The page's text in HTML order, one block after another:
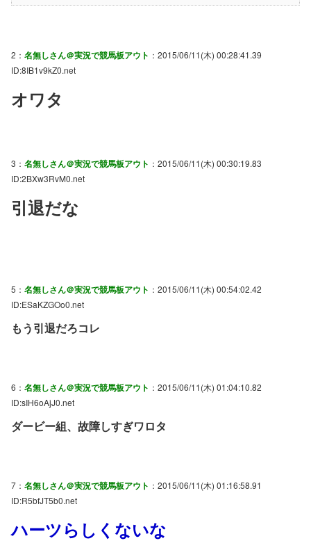
2： 名無しさん＠実況で競馬板アウト ：2015/06/11(木) 00:28:41.39
ID:8IB1v9kZ0.net
オワタ
3： 名無しさん＠実況で競馬板アウト ：2015/06/11(木) 00:30:19.83
ID:2BXw3RvM0.net
引退だな
5： 名無しさん＠実況で競馬板アウト ：2015/06/11(木) 00:54:02.42
ID:ESaKZGOo0.net
もう引退だろコレ
6： 名無しさん＠実況で競馬板アウト ：2015/06/11(木) 01:04:10.82
ID:sIH6oAjJ0.net
ダービー組、故障しすぎワロタ
7： 名無しさん＠実況で競馬板アウト ：2015/06/11(木) 01:16:58.91
ID:R5bfJT5b0.net
ハーツらしくないな